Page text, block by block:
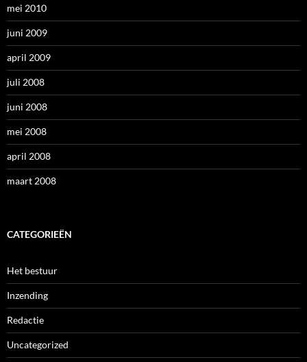
mei 2010
juni 2009
april 2009
juli 2008
juni 2008
mei 2008
april 2008
maart 2008
CATEGORIEËN
Het bestuur
Inzending
Redactie
Uncategorized